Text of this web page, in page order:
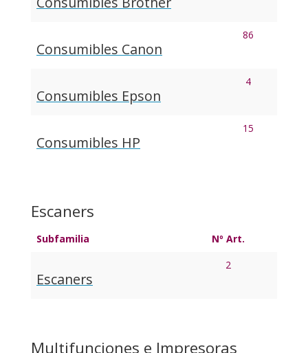
Consumibles Canon
86
Consumibles Epson
4
Consumibles HP
15
Escaners
Subfamilia Nº Art.
Escaners
2
Multifunciones e Impresoras